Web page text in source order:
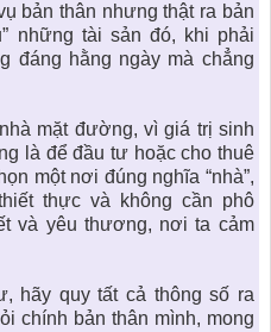
bản thân nhưng thật ra bản
những tài sản đó, khi phải
đáng hằng ngày mà chẳng
mặt đường, vì giá trị sinh
là để đầu tư hoặc cho thuê
một nơi đúng nghĩa “nhà”,
thực và không cần phô
và yêu thương, nơi ta cảm
hãy quy tất cả thông số ra
chính bản thân mình, mong